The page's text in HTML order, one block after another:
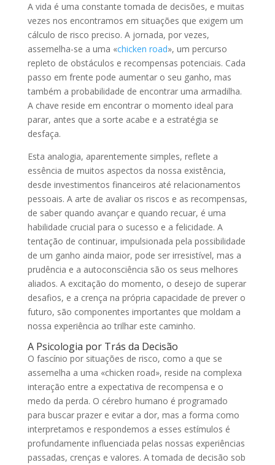
A vida é uma constante tomada de decisões, e muitas
vezes nos encontramos em situações que exigem um
cálculo de risco preciso. A jornada, por vezes,
assemelha-se a uma «chicken road», um percurso
repleto de obstáculos e recompensas potenciais. Cada
passo em frente pode aumentar o seu ganho, mas
também a probabilidade de encontrar uma armadilha.
A chave reside em encontrar o momento ideal para
parar, antes que a sorte acabe e a estratégia se
desfaça.
Esta analogia, aparentemente simples, reflete a
essência de muitos aspectos da nossa existência,
desde investimentos financeiros até relacionamentos
pessoais. A arte de avaliar os riscos e as recompensas,
de saber quando avançar e quando recuar, é uma
habilidade crucial para o sucesso e a felicidade. A
tentação de continuar, impulsionada pela possibilidade
de um ganho ainda maior, pode ser irresistível, mas a
prudência e a autoconsciência são os seus melhores
aliados. A excitação do momento, o desejo de superar
desafios, e a crença na própria capacidade de prever o
futuro, são componentes importantes que moldam a
nossa experiência ao trilhar este caminho.
A Psicologia por Trás da Decisão
O fascínio por situações de risco, como a que se
assemelha a uma «chicken road», reside na complexa
interação entre a expectativa de recompensa e o
medo da perda. O cérebro humano é programado
para buscar prazer e evitar a dor, mas a forma como
interpretamos e respondemos a esses estímulos é
profundamente influenciada pelas nossas experiências
passadas, crenças e valores. A tomada de decisão sob